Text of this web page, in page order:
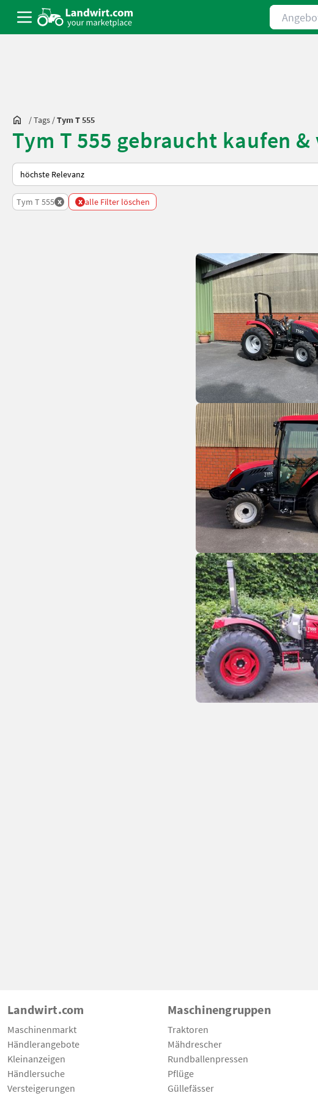
Angebote
/Tags /Tym T 555
Tym T 555 gebraucht kaufen
So wird auf Landwirt.com sortiert
Tym T 555 x x alle Filter löschen
Landwirt.com
Maschinenmarkt
Händlerangebote
Kleinanzeigen
Händlersuche
Versteigerungen
Maschinengruppen
Traktoren
Mähdrescher
Rundballenpressen
Pflüge
Güllefässer